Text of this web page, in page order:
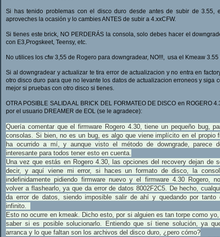
Si has tenido problemas con el disco duro desde antes de subir de 3.55,
aproveches la ocasión y lo cambies ANTES de subir a 4.xxCFW.
Si tienes este brick, NO PERDERÁS la consola, solo debes hacer el
con E3,Progskeet, Teensy, etc.
No utilices los cfw 3,55 de Rogero para downgradear, NO!!!, usa el Kmeaw
Si al downgradear y actualizar te tira error de actualizacion y no entra en
otro disco duro para que no levante los datos de actualizacion erroneos y siga
mejor si pruebas con otro disco si tienes.
OTRA POSIBLE SALIDA AL BRICK DEL FORMATEO DE DISCO en ROGERO
por el usuario DREAMER de EOL (se le agradece):
Quería comentar que el firmware Rogero 4.30, tiene un pequeño bug,
consolas. Si bien, no es un bug, es algo que viene implícito en el propio
ha ocurrido a mí, y aunque visto el método de downgrade, parece
interesante para todos tener esto en cuenta.
Una vez que estás en Rogero 4.30, las opciones del recovery dejan de
decir, y aquí viene mi error, si haces un formato de disco, la
indefinidamente pidiendo firmware nuevo y el firmware 4.30 Rogero,
volver a flashearlo, ya que da error de datos 8002F2C5. De hecho,
da error de datos, siendo imposible salir de ahí y quedando por tanto
infinito.
Esto no ocurre en kmeak. Dicho esto, por si alguien es tan torpe como
saber si es posible solucionarlo. Entiendo que sí tiene solución, ya
arranca y lo que faltan son los archivos del disco duro, ¿pero cómo?